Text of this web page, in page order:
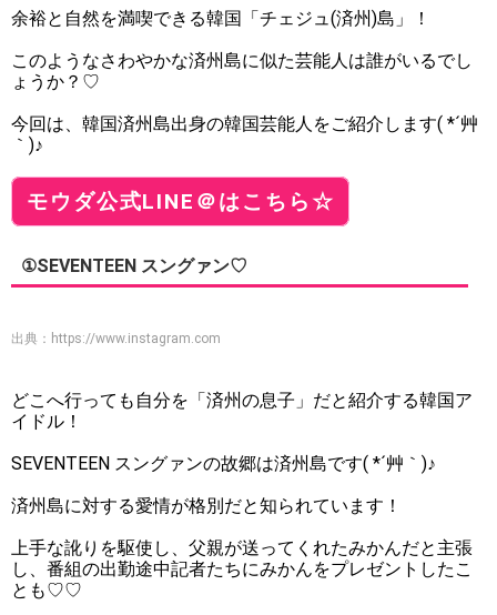
余裕と自然を満喫できる韓国「チェジュ(済州)島」！
このようなさわやかな済州島に似た芸能人は誰がいるでし
ょうか？♡
今回は、韓国済州島出身の韓国芸能人をご紹介します( *´艸
｀)♪
モウダ公式LINE＠はこちら☆
①SEVENTEEN スングァン♡
出典： https://www.instagram.com
どこへ行っても自分を「済州の息子」だと紹介する韓国ア
イドル！
SEVENTEEN スングァンの故郷は済州島です( *´艸｀)♪
済州島に対する愛情が格別だと知られています！
上手な訛りを駆使し、父親が送ってくれたみかんだと主張
し、番組の出勤途中記者たちにみかんをプレゼントしたこ
とも♡♡